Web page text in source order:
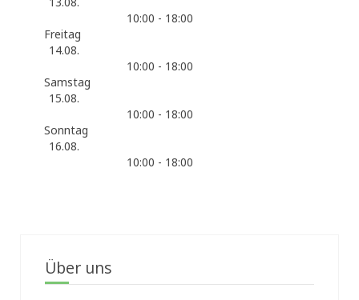
10:00 - 18:00
Freitag
14.08.
10:00 - 18:00
Samstag
15.08.
10:00 - 18:00
Sonntag
16.08.
10:00 - 18:00
Über uns